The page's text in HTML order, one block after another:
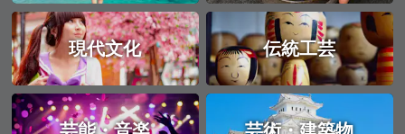
現代文化 伝統工芸